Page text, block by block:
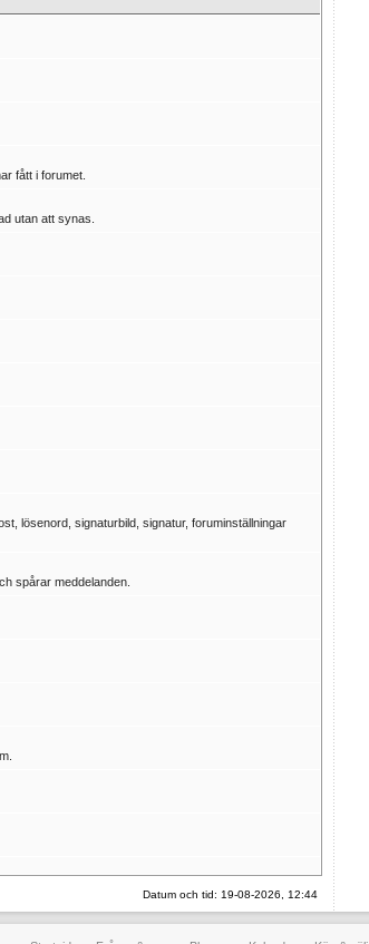
fått i forumet.
utan att synas.
lösenord, signaturbild, signatur, foruminställningar
spårar meddelanden.
Datum och tid: 19-08-2026, 12:44